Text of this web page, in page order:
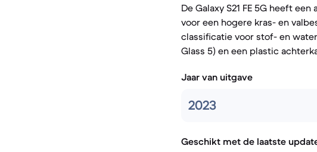
De Galaxy S21 FE 5G heeft
voor een hogere kras- en
classificatie voor stof- en
Glass 5) en een plastic
Jaar van uitgave
2023
Geschikt met de laatste